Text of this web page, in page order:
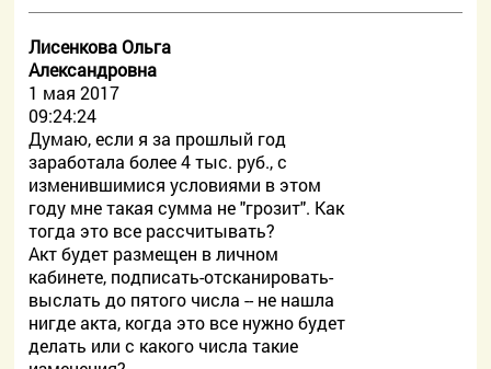
Лисенкова Ольга
Александровна
1 мая 2017
09:24:24
Думаю, если я за прошлый год
заработала более 4 тыс. руб., с
изменившимися условиями в этом
году мне такая сумма не "грозит". Как
тогда это все рассчитывать?
Акт будет размещен в личном
кабинете, подписать-отсканировать-
выслать до пятого числа -- не нашла
нигде акта, когда это все нужно будет
делать или с какого числа такие